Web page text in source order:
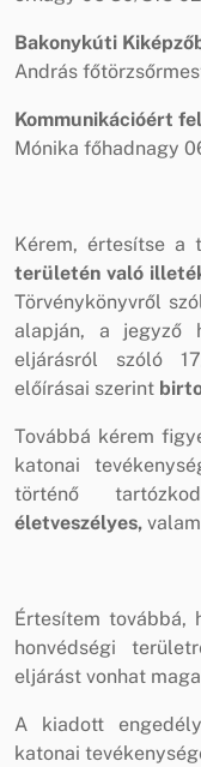
Bakonykúti
András
Kommunikációért
Mónika főhadnagy
Kérem, értesítse a
területén való
Törvénykönyvről
alapján, a jegyző
eljárásról szóló
előírásai szerint
Továbbá kérem
katonai
történő
életveszélyes,
Értesítem továbbá,
honvédségi
eljárást vonhat
A kiadott
katonai